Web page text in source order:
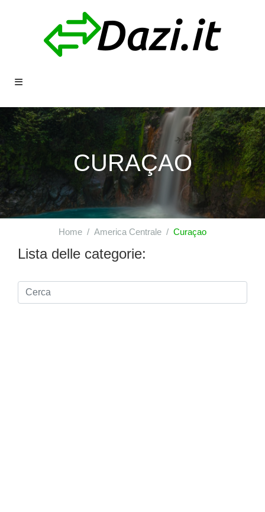
CURAÇAO
Home America Centrale Curaçao
Lista delle categorie: